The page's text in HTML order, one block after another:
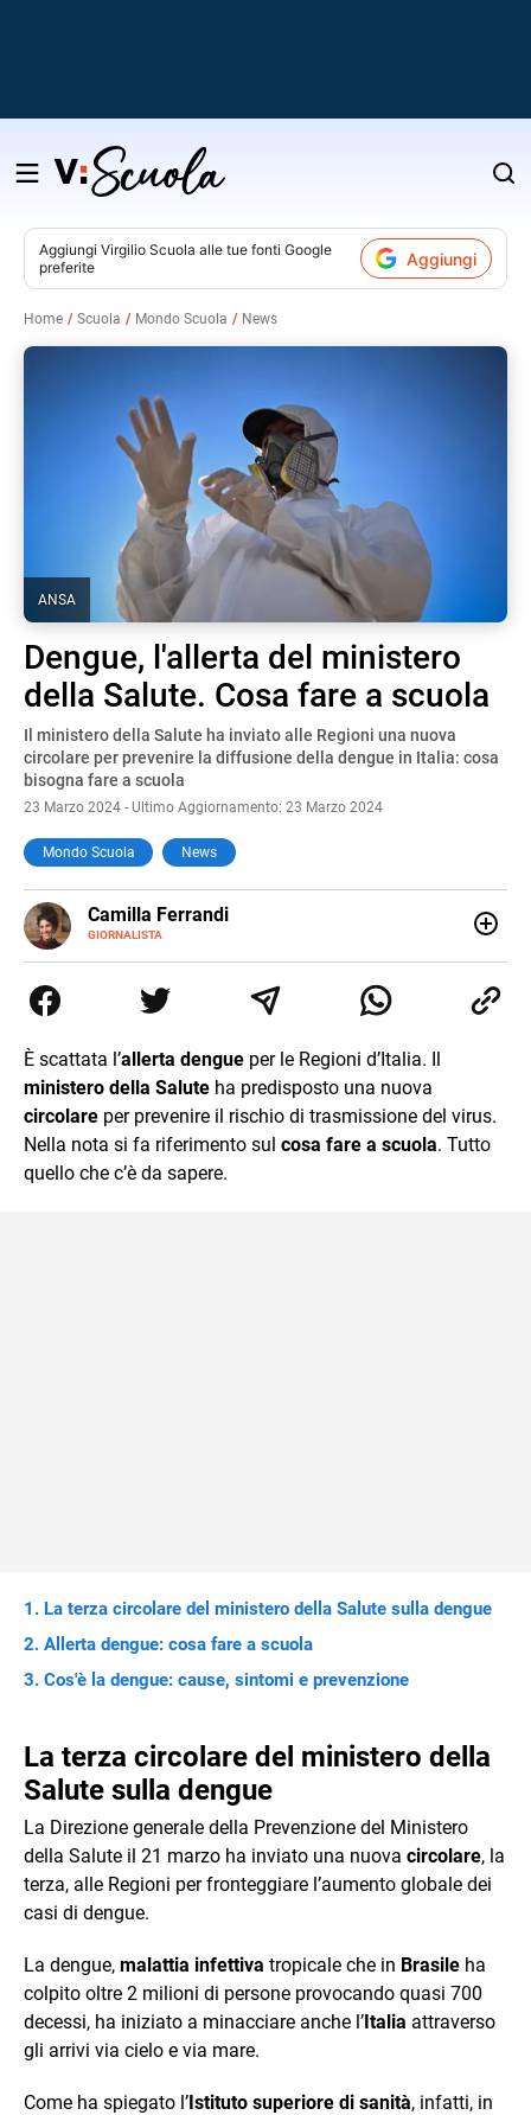
Salta
contenuto
Aggiungi Virgilio Scuola alle tue fonti Google
preferite
Aggiungi
Home Scuola Mondo Scuola News
ANSA
Dengue, l'allerta del ministero
della Salute. Cosa fare a scuola
Il ministero della Salute ha inviato alle Regioni una nuova
circolare per prevenire la diffusione della dengue in Italia: cosa
bisogna fare a scuola
23 Marzo 2024 - Ultimo Aggiornamento: 23 Marzo 2024
Mondo Scuola News
Camilla Ferrandi
GIORNALISTA
E-
MAIL
LINKEDIN
di trasformare la passione per la scrittura in un lavoro, e
da lì non mi sono più fermata. L’attualità è il mio pane
mente.
È scattata l’allerta dengue per le Regioni d’Italia. Il
ministero della Salute ha predisposto una nuova
circolare per prevenire il rischio di trasmissione del virus.
Nella nota si fa riferimento sul cosa fare a scuola. Tutto
quello che c’è da sapere.
La terza circolare del ministero della Salute sulla dengue
Allerta dengue: cosa fare a scuola
Cos'è la dengue: cause, sintomi e prevenzione
La terza circolare del ministero della
Salute sulla dengue
La Direzione generale della Prevenzione del Ministero
della Salute il 21 marzo ha inviato una nuova circolare, la
terza, alle Regioni per fronteggiare l’aumento globale dei
casi di dengue.
La dengue, malattia infettiva tropicale che in Brasile ha
colpito oltre 2 milioni di persone provocando quasi 700
decessi, ha iniziato a minacciare anche l’Italia attraverso
gli arrivi via cielo e via mare.
Come ha spiegato l’Istituto superiore di sanità, infatti, in